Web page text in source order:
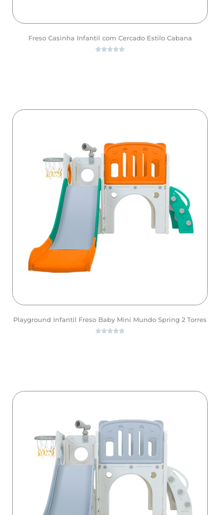
Freso Casinha Infantil com Cercado Estilo Cabana

Playground Infantil Freso Baby Mini Mundo Spring 2 Torres
